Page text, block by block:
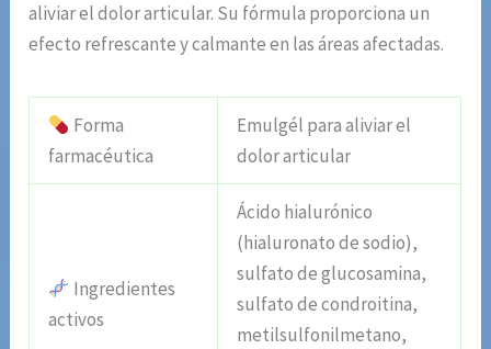
aliviar el dolor articular. Su fórmula proporciona un
efecto refrescante y calmante en las áreas afectadas.
Forma
farmacéutica
Emulgél para aliviar el
dolor articular
Ingredientes
activos
Ácido hialurónico
(hialuronato de sodio),
sulfato de glucosamina,
sulfato de condroitina,
metilsulfonilmetano,